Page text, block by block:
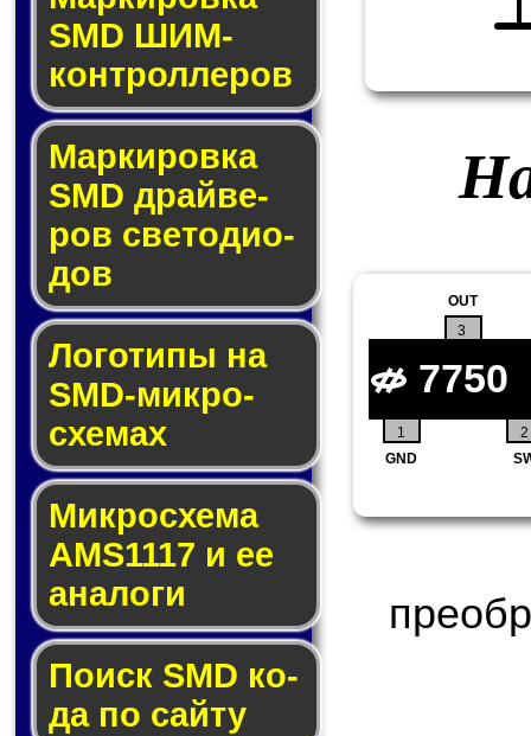
SMD ШИМ-
кон­трол­ле­ров
Маркировка
SMD драй­ве­
ров све­то­ди­о­
дов
Логотипы на
SMD-мик­ро­
схе­мах
Микросхема
AMS1117 и ее
ана­ло­ги
Поиск SMD ко­
да по сай­ту
1
2
GND
OUT
3
7750